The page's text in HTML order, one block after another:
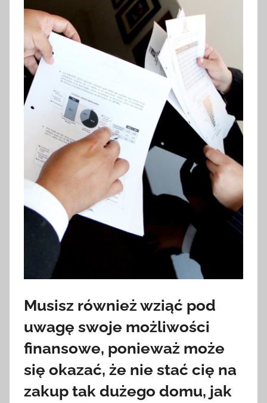
Musisz również wziąć pod
uwagę swoje możliwości
finansowe, ponieważ może
się okazać, że nie stać cię na
zakup tak dużego domu, jak